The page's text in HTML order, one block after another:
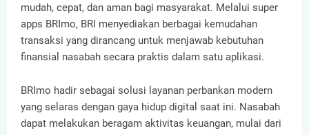
mudah, cepat, dan aman bagi masyarakat. Melalui super
apps BRImo, BRI menyediakan berbagai kemudahan
transaksi yang dirancang untuk menjawab kebutuhan
finansial nasabah secara praktis dalam satu aplikasi.
BRImo hadir sebagai solusi layanan perbankan modern
yang selaras dengan gaya hidup digital saat ini. Nasabah
dapat melakukan beragam aktivitas keuangan, mulai dari